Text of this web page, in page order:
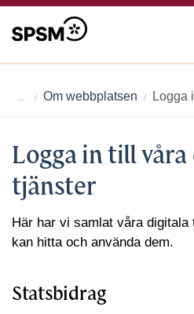
Om webbplatsen Logga
Logga in till
tjänster
Här har vi samlat våra
kan hitta och använda dem.
Statsbidrag